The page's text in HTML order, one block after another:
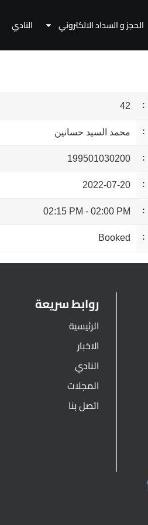
الحجز و السداد الالكتروني النادي
42
محمد السيد حسانين
199501030200
2022-07-20
02:00 PM
-
02:15 PM
Booked
روابط سريعة
الرئيسية
الاخبار
النادي
المجلات
اتصل بنا